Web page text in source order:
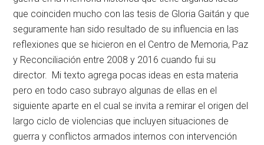
que coinciden mucho con las tesis de Gloria Gaitán y que
seguramente han sido resultado de su influencia en las
reflexiones que se hicieron en el Centro de Memoria, Paz
y Reconciliación entre 2008 y 2016 cuando fui su
director. Mi texto agrega pocas ideas en esta materia
pero en todo caso subrayo algunas de ellas en el
siguiente aparte en el cual se invita a remirar el origen del
largo ciclo de violencias que incluyen situaciones de
guerra y conflictos armados internos con intervención